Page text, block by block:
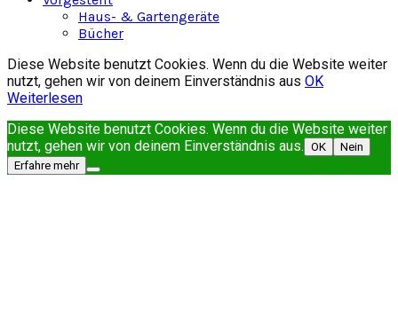
Haus- & Gartengeräte
Bücher
Diese Website benutzt Cookies. Wenn du die Website weiter
nutzt, gehen wir von deinem Einverständnis aus OK
Weiterlesen
Diese Website benutzt Cookies. Wenn du die Website weiter
nutzt, gehen wir von deinem Einverständnis aus. OK
Nein
Erfahre mehr